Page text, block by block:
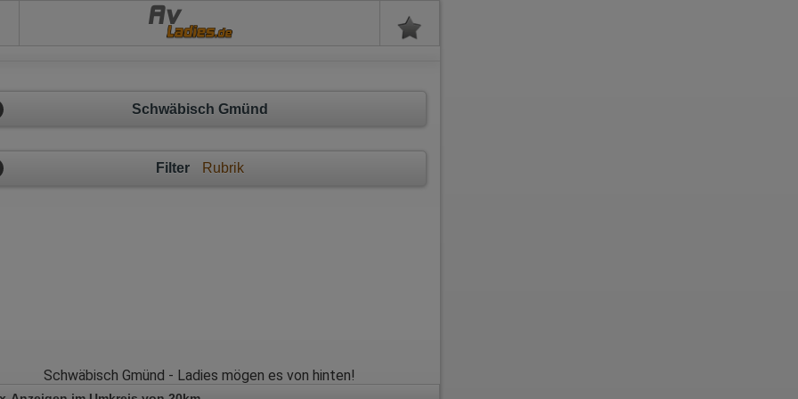
Av
Schwäbisch Gmünd
Filter Rubrik
Schwäbisch Gmünd - Ladies mögen es von hinten!